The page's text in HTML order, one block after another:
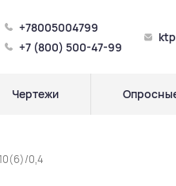
+78005004799
+7 (800) 500-47-99
Чертежи
0,4